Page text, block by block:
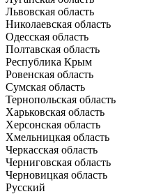
Львовская область
Николаевская область
Одесская область
Полтавская область
Республика Крым
Ровенская область
Сумская область
Тернопольская область
Харьковская область
Херсонская область
Хмельницкая область
Черкасская область
Черниговская область
Черновицкая область
Русский